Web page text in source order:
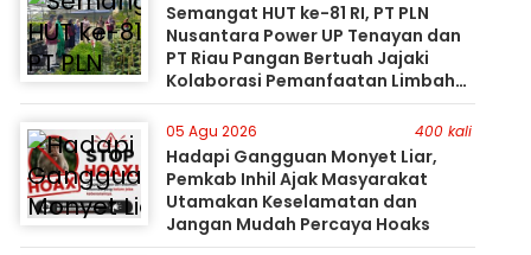
Semangat HUT ke-81 RI, PT PLN
Nusantara Power UP Tenayan dan
PT Riau Pangan Bertuah Jajaki
Kolaborasi Pemanfaatan Limbah
FABA untuk Dukung Swasembada
05 Agu 2026 400 kali
Hadapi Gangguan Monyet Liar,
Pemkab Inhil Ajak Masyarakat
Utamakan Keselamatan dan
Jangan Mudah Percaya Hoaks